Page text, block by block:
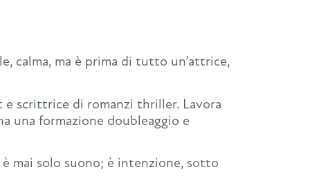
calma, ma è prima di tutto un’attrice,
e scrittrice di romanzi thriller. Lavora
una formazione doubleaggio e
mai solo suono; è intenzione, sotto